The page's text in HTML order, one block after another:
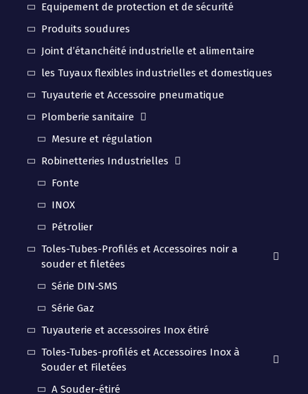
Equipement de protection et de sécurité
Produits soudures
Joint d’étanchéité industrielle et alimentaire
les Tuyaux flexibles industrielles et domestiques
Tuyauterie et Accessoire pneumatique
Plomberie sanitaire
Mesure et régulation
Robinetteries Industrielles
Fonte
INOX
Pétrolier
Toles-Tubes-Profilés et Accessoires noir a
souder et filetées
Série DIN-SMS
Série Gaz
Tuyauterie et accessoires Inox étiré
Toles-Tubes-profilés et Accessoires Inox à
Souder et Filetées
A Souder-étiré